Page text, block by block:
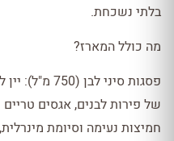
בלתי נשכחת.
מה כולל המארז?
פסגות סיני
של פירות לבנים, אגסים טריים
חמיצות נעימה וסיומת